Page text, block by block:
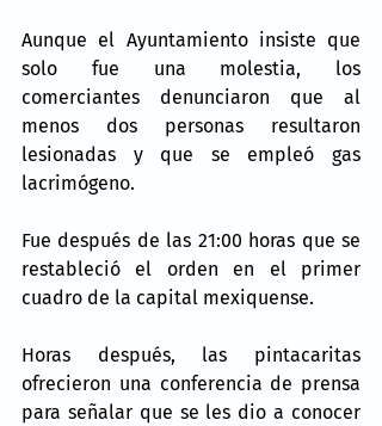
Aunque el Ayuntamiento insiste que
solo fue una molestia, los
comerciantes denunciaron que al
menos dos personas resultaron
lesionadas y que se empleó gas
lacrimógeno.
Fue después de las 21:00 horas que se
restableció el orden en el primer
cuadro de la capital mexiquense.
Horas después, las pintacaritas
ofrecieron una conferencia de prensa
para señalar que se les dio a conocer